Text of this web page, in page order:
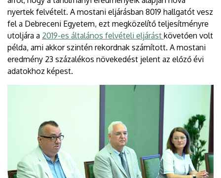
nyertek felvételt. A mostani eljárásban 8019 hallgatót vesz
fel a Debreceni Egyetem, ezt megközelítő teljesítményre
utoljára a 2019-es általános felvételi eljárást követően volt
példa, ami akkor szintén rekordnak számított. A mostani
eredmény 23 százalékos növekedést jelent az előző évi
adatokhoz képest.